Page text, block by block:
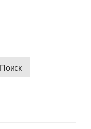
Поиск